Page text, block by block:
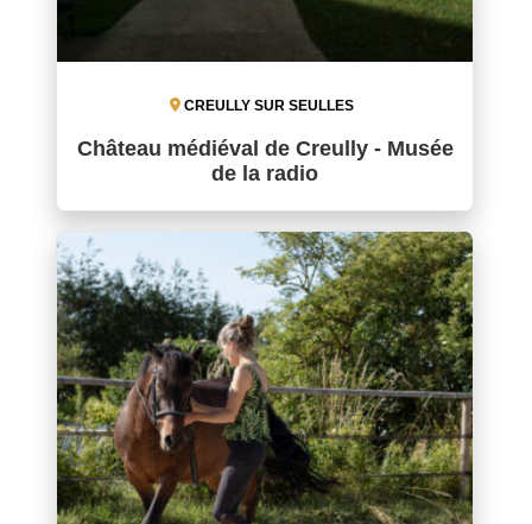
CREULLY SUR SEULLES
Château médiéval de Creully - Musée
de la radio